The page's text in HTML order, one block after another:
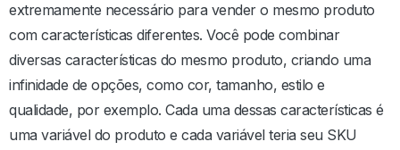
extremamente necessário para vender o mesmo produto
com características diferentes. Você pode combinar
diversas características do mesmo produto, criando uma
infinidade de opções, como cor, tamanho, estilo e
qualidade, por exemplo. Cada uma dessas características é
uma variável do produto e cada variável teria seu SKU